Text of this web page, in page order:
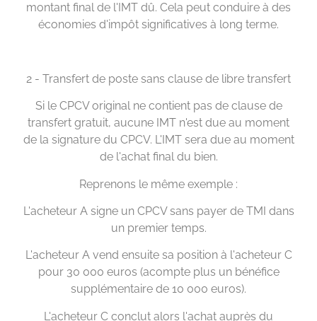
montant final de l'IMT dû. Cela peut conduire à des
économies d'impôt significatives à long terme.
2 - Transfert de poste sans clause de libre transfert
Si le CPCV original ne contient pas de clause de
transfert gratuit, aucune IMT n'est due au moment
de la signature du CPCV. L'IMT sera due au moment
de l'achat final du bien.
Reprenons le même exemple :
L'acheteur A signe un CPCV sans payer de TMI dans
un premier temps.
L'acheteur A vend ensuite sa position à l'acheteur C
pour 30 000 euros (acompte plus un bénéfice
supplémentaire de 10 000 euros).
L'acheteur C conclut alors l'achat auprès du